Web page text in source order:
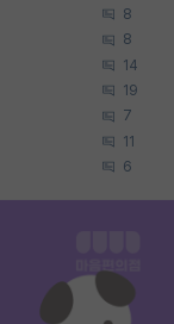
8
8
14
19
7
11
6